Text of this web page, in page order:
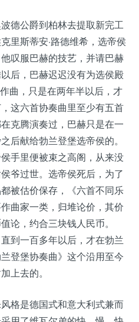
德公爵到柏林去提取新完工
里斯蒂安·路德维希，选帝侯
叹服巴赫的技艺，并请巴赫
后，巴赫迟迟没有为选侯殿
曲，只是在两年半以后，才
这六首协奏曲里至少有五首
克腾演奏过，巴赫只是在一
后献给勃兰登堡选帝侯的。
手里便被束之高阁，从来没
爷过世。选帝侯死后，为了
被估价保存，《六首不同乐
曲家一类，归堆论价，其价
论，约合三块钱人民币。
到一百多年以后，才在勃兰
登堡协奏曲》这个沿用至今
上去的。
格是德国式和意大利式兼而